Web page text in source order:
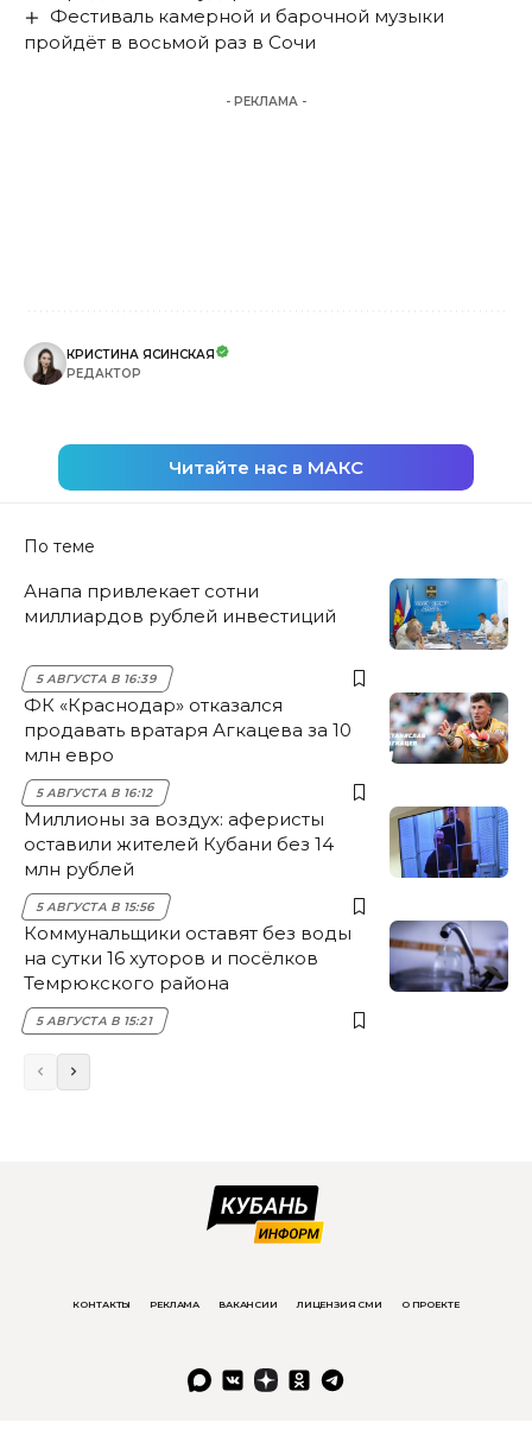
Фестиваль камерной и барочной музыки
пройдёт в восьмой раз в Сочи
- РЕКЛАМА -
КРИСТИНА ЯСИНСКАЯ
РЕДАКТОР
Читайте нас в МАКС
По теме
Анапа привлекает сотни
миллиардов рублей инвестиций
5 АВГУСТА В 16:39
ФК «Краснодар» отказался
продавать вратаря Агкацева за 10
млн евро
5 АВГУСТА В 16:12
Миллионы за воздух: аферисты
оставили жителей Кубани без 14
млн рублей
5 АВГУСТА В 15:56
Коммунальщики оставят без воды
на сутки 16 хуторов и посёлков
Темрюкского района
5 АВГУСТА В 15:21
КОНТАКТЫ РЕКЛАМА ВАКАНСИИ ЛИЦЕНЗИЯ СМИ О ПРОЕКТЕ